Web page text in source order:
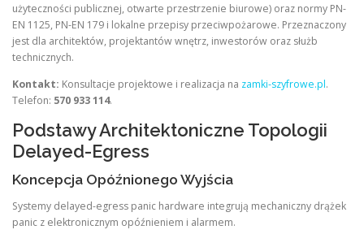
użyteczności publicznej, otwarte przestrzenie biurowe) oraz normy PN-
EN 1125, PN-EN 179 i lokalne przepisy przeciwpożarowe. Przeznaczony
jest dla architektów, projektantów wnętrz, inwestorów oraz służb
technicznych.
Kontakt: Konsultacje projektowe i realizacja na zamki-szyfrowe.pl.
Telefon: 570 933 114.
Podstawy Architektoniczne Topologii
Delayed-Egress
Koncepcja Opóźnionego Wyjścia
Systemy delayed-egress panic hardware integrują mechaniczny drążek
panic z elektronicznym opóźnieniem i alarmem.